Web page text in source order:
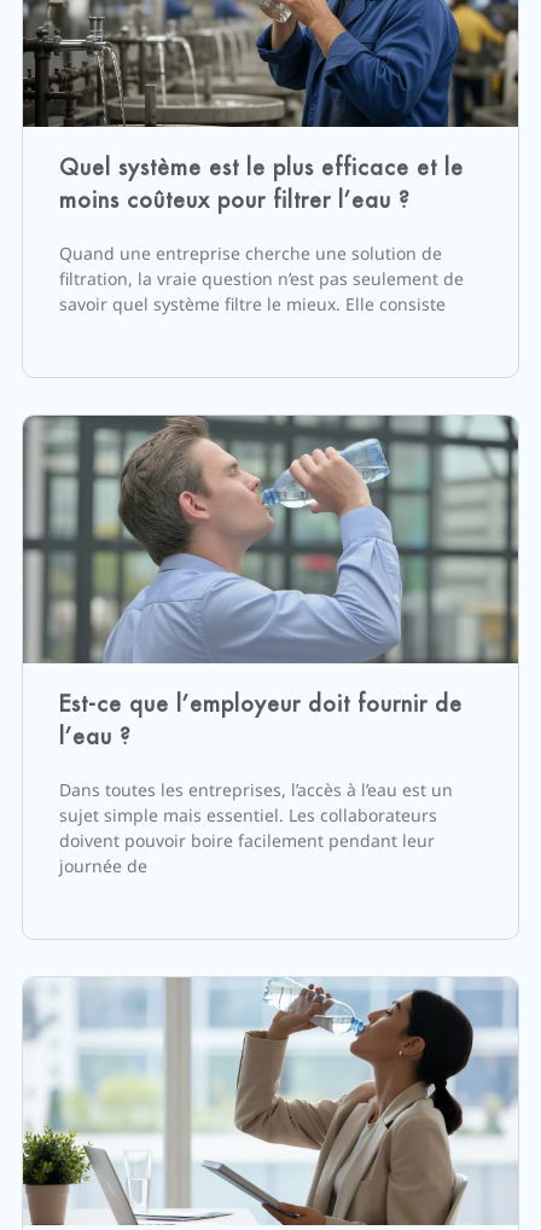
Quel système est le plus efficace et le
moins coûteux pour filtrer l’eau ?
Quand une entreprise cherche une solution de
filtration, la vraie question n’est pas seulement de
savoir quel système filtre le mieux. Elle consiste
Est-ce que l’employeur doit fournir de
l’eau ?
Dans toutes les entreprises, l’accès à l’eau est un
sujet simple mais essentiel. Les collaborateurs
doivent pouvoir boire facilement pendant leur
journée de